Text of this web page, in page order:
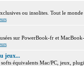
ou insolites. Tout le
sur PowerBook-fr et
jeux...
équivalents Mac/PC, jeux,